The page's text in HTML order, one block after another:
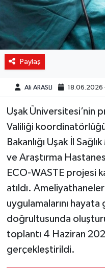
Paylaş
Ali ARASLI 18.06.2026
Uşak Üniversitesi’nin
Valiliği
Bakanlığı Uşak İl
ve Araştırma
ECO-WASTE projesi
atıldı.
uygulamalarını
doğrultusunda
toplantı 4 Haziran
gerçekleştirildi.